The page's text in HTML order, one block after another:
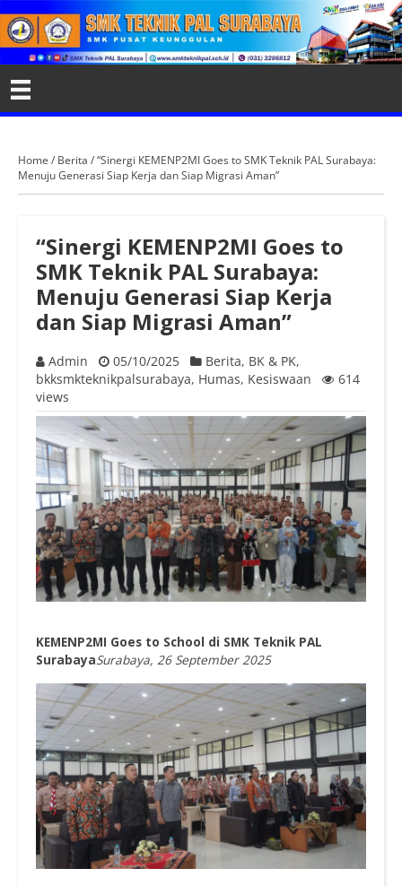
Home / Berita /“Sinergi KEMENP2MI Goes to SMK Teknik PAL Surabaya:
Menuju Generasi Siap Kerja dan Siap Migrasi Aman”
“Sinergi KEMENP2MI Goes to
SMK Teknik PAL Surabaya:
Menuju Generasi Siap Kerja
dan Siap Migrasi Aman”
Admin 05/10/2025 Berita, BK & PK,
bkksmkteknikpalsurabaya, Humas, Kesiswaan
614
views
KEMENP2MI Goes to School di SMK Teknik PAL
SurabayaSurabaya, 26 September 2025